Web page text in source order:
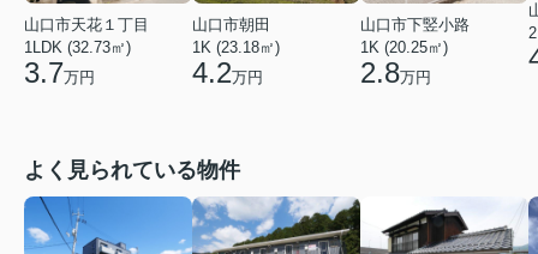
山口市天花１丁目
1LDK (32.73㎡)
3.7万円
山口市朝田
1K (23.18㎡)
4.2万円
山口市下竪小路
1K (20.25㎡)
2.8万円
よく見られている物件